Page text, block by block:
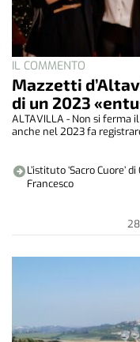
IL COMMENTO
Mazzetti
di un 2023
ALTAVILLA - Non si ferma
anche nel 2023 fa
L’istituto ‘Sacro Cuore’
Francesco